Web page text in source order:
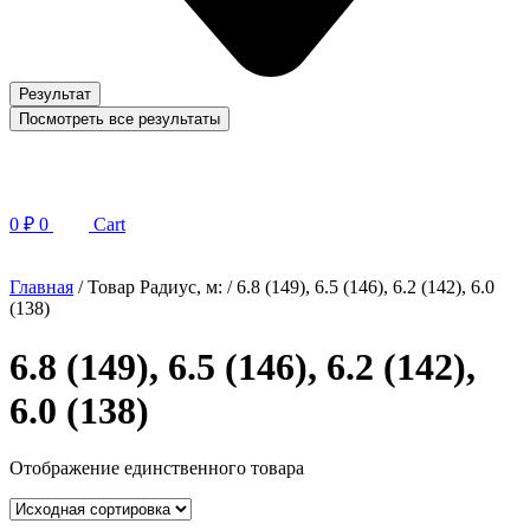
Результат
Посмотреть все результаты
0 ₽ 0 Cart
Главная / Товар Радиус, м: / 6.8 (149), 6.5 (146), 6.2 (142), 6.0
(138)
6.8 (149), 6.5 (146), 6.2 (142),
6.0 (138)
Отображение единственного товара